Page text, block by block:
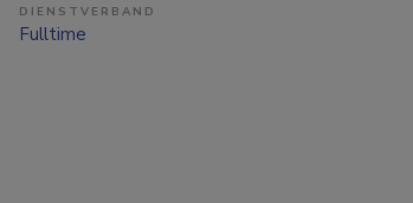
DIENSTVERBAND
Fulltime